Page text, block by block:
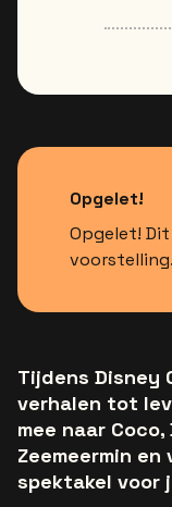
Opgelet!
Opgelet!
voorstelling.
Tijdens Disney
verhalen tot
mee naar
Zeemeermin
spektakel voor